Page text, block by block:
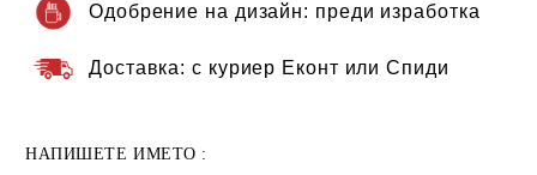
Одобрение на дизайн: преди изработка
Доставка: с куриер Еконт или Спиди
НАПИШЕТЕ ИМЕТО :